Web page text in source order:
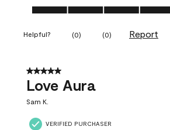
Ease of Application, 4.0 out of 5
Helpful? (0) (0) Report
5 out of 5 stars.
Love Aura
Sam K.
VERIFIED PURCHASER